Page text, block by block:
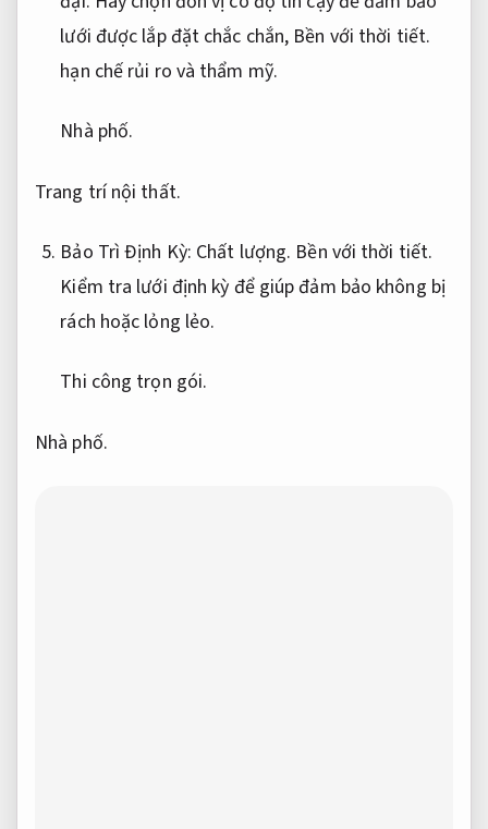
lưới được lắp đặt chắc chắn, Bền với thời tiết.
hạn chế rủi ro và thẩm mỹ.
Nhà phố.
Trang trí nội thất.
Bảo Trì Định Kỳ: Chất lượng. Bền với thời tiết.
Kiểm tra lưới định kỳ để giúp đảm bảo không bị
rách hoặc lỏng lẻo.
Thi công trọn gói.
Nhà phố.